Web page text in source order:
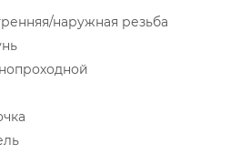
наружная резьба